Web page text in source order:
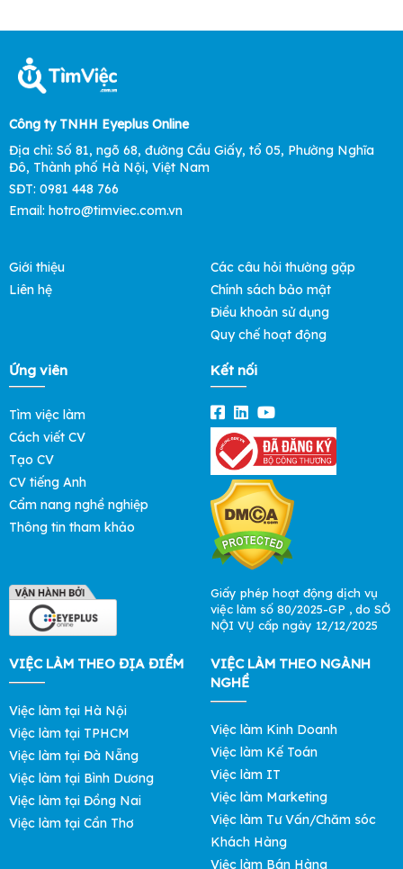
Công ty TNHH Eyeplus Online
Địa chỉ: Số 81, ngõ 68, đường Cầu Giấy, tổ 05, Phường Nghĩa
Đô, Thành phố Hà Nội, Việt Nam
SĐT: 0981 448 766
Email: hotro@timviec.com.vn
Giới thiệu
Liên hệ
Các câu hỏi thường gặp
Chính sách bảo mật
Điều khoản sử dụng
Quy chế hoạt động
Ứng viên
Tìm việc làm
Cách viết CV
Tạo CV
CV tiếng Anh
Cẩm nang nghề nghiệp
Thông tin tham khảo
Kết nối
Giấy phép hoạt động dịch vụ
việc làm số 80/2025-GP , do SỞ
NỘI VỤ cấp ngày 12/12/2025
VIỆC LÀM THEO ĐỊA ĐIỂM
Việc làm tại Hà Nội
Việc làm tại TPHCM
Việc làm tại Đà Nẵng
Việc làm tại Bình Dương
Việc làm tại Đồng Nai
Việc làm tại Cần Thơ
VIỆC LÀM THEO NGÀNH
NGHỀ
Việc làm Kinh Doanh
Việc làm Kế Toán
Việc làm IT
Việc làm Marketing
Việc làm Tư Vấn/Chăm sóc
Khách Hàng
Việc làm Bán Hàng